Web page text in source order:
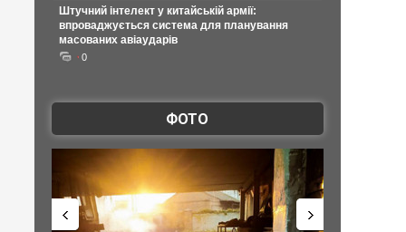
Штучний інтелект у китайській армії:
впроваджується система для планування
масованих авіаударів
0
ФОТО